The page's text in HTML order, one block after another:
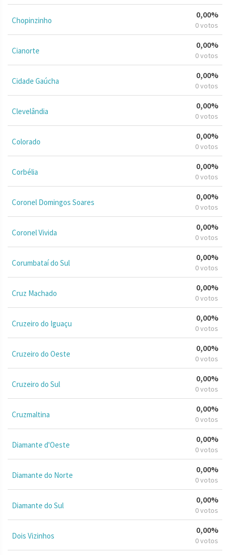
Chopinzinho
0,00%
0 votos
Cianorte
0,00%
0 votos
Cidade Gaúcha
0,00%
0 votos
Clevelândia
0,00%
0 votos
Colorado
0,00%
0 votos
Corbélia
0,00%
0 votos
Coronel Domingos Soares
0,00%
0 votos
Coronel Vivida
0,00%
0 votos
Corumbataí do Sul
0,00%
0 votos
Cruz Machado
0,00%
0 votos
Cruzeiro do Iguaçu
0,00%
0 votos
Cruzeiro do Oeste
0,00%
0 votos
Cruzeiro do Sul
0,00%
0 votos
Cruzmaltina
0,00%
0 votos
Diamante d'Oeste
0,00%
0 votos
Diamante do Norte
0,00%
0 votos
Diamante do Sul
0,00%
0 votos
Dois Vizinhos
0,00%
0 votos